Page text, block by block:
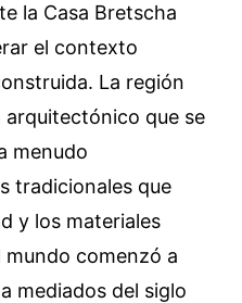
la Casa Bretscha
el contexto
La región
que se
menudo
tradicionales que
y los materiales
mundo comenzó a
mediados del siglo